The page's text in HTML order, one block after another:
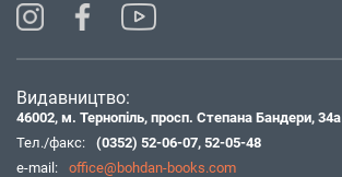
Видавництво:
46002, м. Тернопіль, просп. Степана Бандери, 34а
Тел./факс:
(0352) 52-06-07, 52-05-48
e-mail:
office@bohdan-books.com